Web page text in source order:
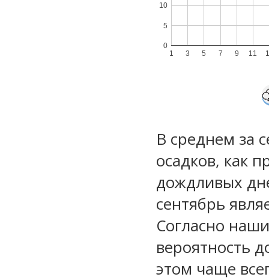
1 3 5 7 9 11
0
5
10
В среднем за
осадков, как
дождливых
сентябрь
Согласно
вероятность
этом чаще